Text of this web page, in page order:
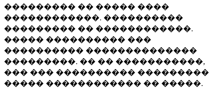
��������� �� ����� ����
������������. ����������
��������� �� ������������.
����� ���������� ���
���������� ��������������
���������. �� �� �����������,
��� ��� ���������� ���������
����� ������������ �� �����.